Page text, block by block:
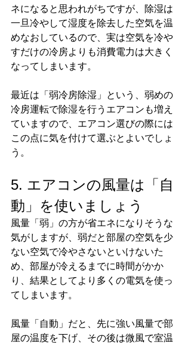
ネになると思われがちですが、除湿は
一旦冷やして湿度を除去した空気を温
めなおしているので、実は空気を冷や
すだけの冷房よりも消費電力は大きく
なってしまいます。
最近は「弱冷房除湿」という、弱めの
冷房運転で除湿を行うエアコンも増え
ていますので、エアコン選びの際には
この点に気を付けて選ぶとよいでしょ
う。
5. エアコンの風量は「自
動」を使いましょう
風量「弱」の方が省エネになりそうな
気がしますが、弱だと部屋の空気を少
ない空気で冷やさないといけないた
め、部屋が冷えるまでに時間がかか
り、結果としてより多くの電気を使っ
てしまいます。
風量「自動」だと、先に強い風量で部
屋の温度を下げ、その後は微風で室温